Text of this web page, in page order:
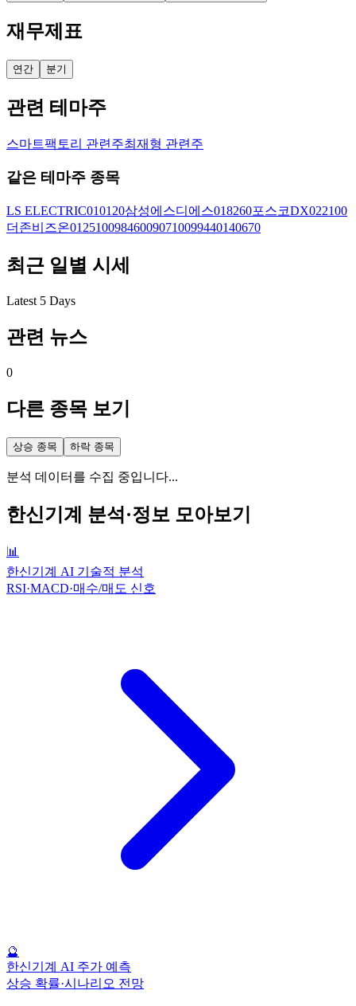
재무제표
연간 분기
관련 테마주
스마트팩토리 관련주최재형 관련주
같은 테마주 종목
LS ELECTRIC010120삼성에스디에스018260포스코DX022100
더존비즈온012510098460090710099440140670
최근 일별 시세
Latest 5 Days
관련 뉴스
0
다른 종목 보기
상승 종목 하락 종목
분석 데이터를 수집 중입니다...
한신기계 분석·정보 모아보기
📊
한신기계 AI 기술적 분석
RSI·MACD·매수/매도 신호
🔮
한신기계 AI 주가 예측
상승 확률·시나리오 전망